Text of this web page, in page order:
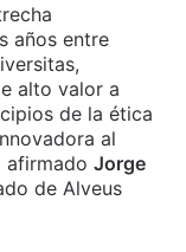
años entre
alto valor a
de la ética
al
afirmado Jorge
de Alveus